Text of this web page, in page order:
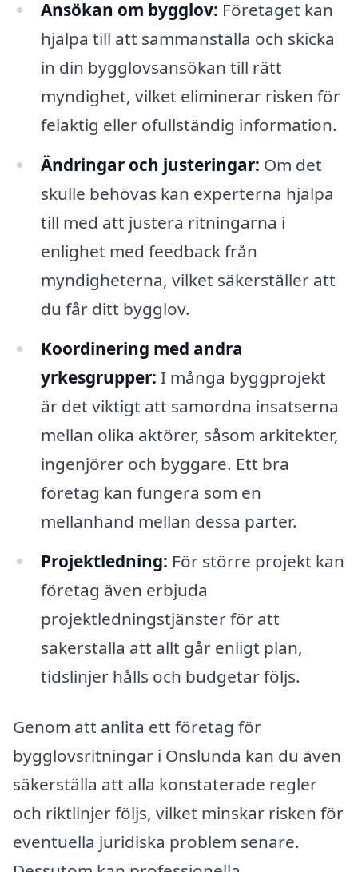
Ansökan om bygglov: Företaget kan
hjälpa till att sammanställa och skicka
in din bygglovsansökan till rätt
myndighet, vilket eliminerar risken för
felaktig eller ofullständig information.
Ändringar och justeringar: Om det
skulle behövas kan experterna hjälpa
till med att justera ritningarna i
enlighet med feedback från
myndigheterna, vilket säkerställer att
du får ditt bygglov.
Koordinering med andra
yrkesgrupper: I många byggprojekt
är det viktigt att samordna insatserna
mellan olika aktörer, såsom arkitekter,
ingenjörer och byggare. Ett bra
företag kan fungera som en
mellanhand mellan dessa parter.
Projektledning: För större projekt kan
företag även erbjuda
projektledningstjänster för att
säkerställa att allt går enligt plan,
tidslinjer hålls och budgetar följs.
Genom att anlita ett företag för
bygglovsritningar i Onslunda kan du även
säkerställa att alla konstaterade regler
och riktlinjer följs, vilket minskar risken för
eventuella juridiska problem senare.